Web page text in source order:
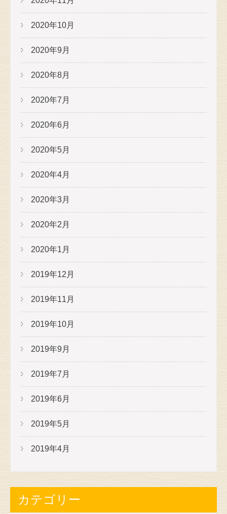
2020年10月
2020年9月
2020年8月
2020年7月
2020年6月
2020年5月
2020年4月
2020年3月
2020年2月
2020年1月
2019年12月
2019年11月
2019年10月
2019年9月
2019年7月
2019年6月
2019年5月
2019年4月
カテゴリー